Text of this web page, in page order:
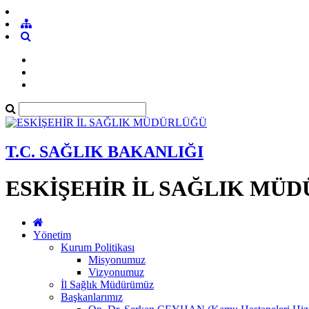
T.C. SAĞLIK BAKANLIĞI
ESKİŞEHİR İL SAĞLIK
Yönetim
Kurum Politikası
Misyonumuz
Vizyonumuz
İl Sağlık Müdürümüz
Başkanlarımız